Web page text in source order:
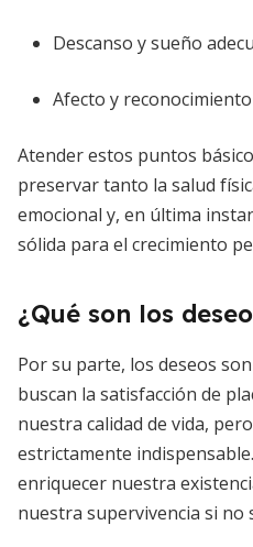
Descanso y sueño
Afecto y
Atender estos puntos
preservar tanto la salud
emocional y, en última
sólida para el crecimiento
¿Qué son los
Por su parte, los deseos
buscan la satisfacción de
nuestra calidad de vida,
estrictamente
enriquecer nuestra
nuestra supervivencia si no